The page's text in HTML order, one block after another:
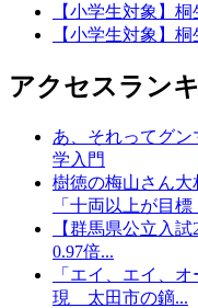
【小学生対象】
【小学生対象】
アクセスラン
あ、それってグ
学入門
樹徳の梅山さん
「十両以上が目標
【群馬県公立入
0.97倍...
「エイ、エイ、
現 太田市の鏑...